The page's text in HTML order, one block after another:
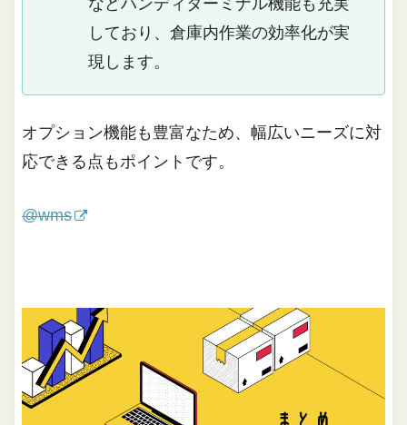
しており、倉庫内作業の効率化が実
現します。
オプション機能も豊富なため、幅広いニーズに対
応できる点もポイントです。
@wms